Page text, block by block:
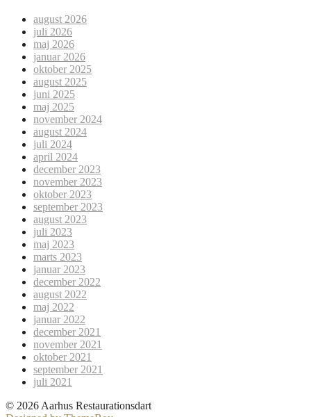
august 2026
juli 2026
maj 2026
januar 2026
oktober 2025
august 2025
juni 2025
maj 2025
november 2024
august 2024
juli 2024
april 2024
december 2023
november 2023
oktober 2023
september 2023
august 2023
juli 2023
maj 2023
marts 2023
januar 2023
december 2022
august 2022
maj 2022
januar 2022
december 2021
november 2021
oktober 2021
september 2021
juli 2021
© 2026 Aarhus Restaurationsdart